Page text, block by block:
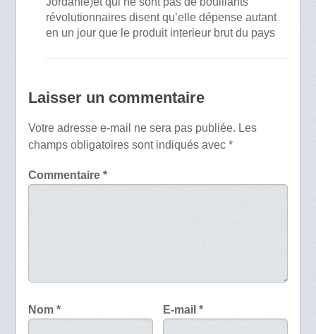
révolutionnaires disent qu’elle dépense autant
en un jour que le produit interieur brut du pays
Laisser un commentaire
Votre adresse e-mail ne sera pas publiée. Les
champs obligatoires sont indiqués avec *
Commentaire *
Nom * E-mail*